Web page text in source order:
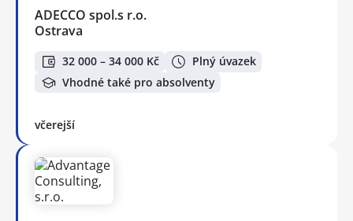
ADECCO spol.s r.o.
Ostrava
32 000 – 34 000 Kč
Plný úvazek
Vhodné také pro absolventy
včerejší